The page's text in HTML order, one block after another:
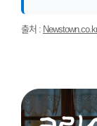
출처 : Newstown.co.kr